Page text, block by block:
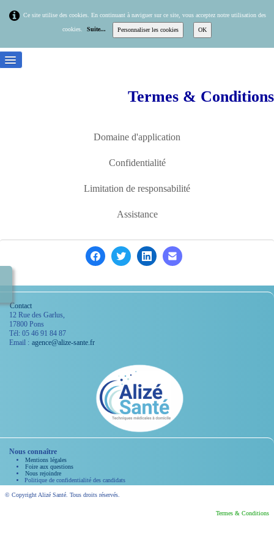
Ce site utilise des cookies. En continuant à naviguer sur ce site, vous acceptez notre utilisation des
cookies. Suite... Personnaliser les cookies OK
Termes & Conditions
Domaine d'application
Confidentialité
Limitation de responsabilité
Assistance
Contact
12 Rue des Garlus,
17800 Pons
Tél: 05 46 91 84 87
Email : agence@alize-sante.fr
Nous connaître
Mentions légales
Foire aux questions
Nous rejoindre
Politique de confidentialité des candidats
© Copyright Alizé Santé. Tous droits réservés.
Termes & Conditions